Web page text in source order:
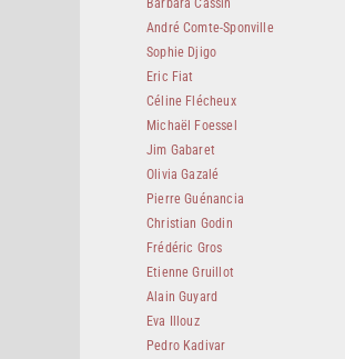
Barbara Cassin
André Comte-Sponville
Sophie Djigo
Eric Fiat
Céline Flécheux
Michaël Foessel
Jim Gabaret
Olivia Gazalé
Pierre Guénancia
Christian Godin
Frédéric Gros
Etienne Gruillot
Alain Guyard
Eva Illouz
Pedro Kadivar